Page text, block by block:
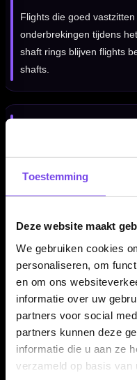
Toestemming
Deze website maakt
We gebruiken cookies
personaliseren, om
en om ons
informatie over uw
partners voor social
partners kunnen deze
informatie die u aan ze
verzameld op basis van
Flights die goed
onderbrekingen tijdens
shaft rings blijven flights
shafts.
Deze punch is bedoeld
combinatie met shaft
De Mission Flight Punch
verkrijgbaar in meerdere
die past bij je dartcase,
Kenmerken van de
Heavy Duty